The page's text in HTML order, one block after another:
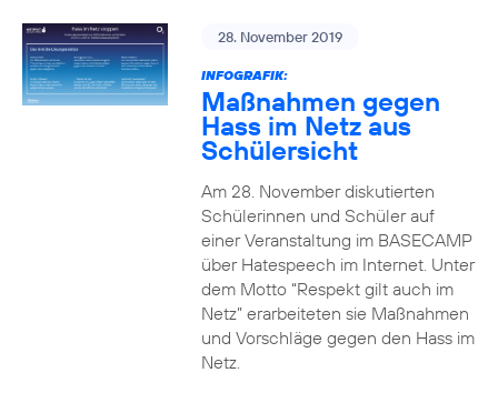
28. November 2019
INFOGRAFIK:
Maßnahmen gegen
Hass im Netz aus
Schülersicht
Am 28. November diskutierten
Schülerinnen und Schüler auf
einer Veranstaltung im BASECAMP
über Hatespeech im Internet. Unter
dem Motto “Respekt gilt auch im
Netz” erarbeiteten sie Maßnahmen
und Vorschläge gegen den Hass im
Netz.